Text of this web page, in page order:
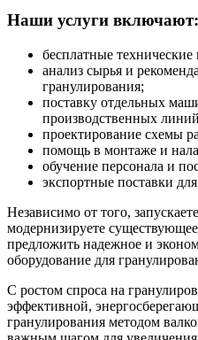
Наши услуги включают:
бесплатные технические
анализ сырья и
гранулирования;
поставку отдельных
производственных
проектирование схемы
помощь в монтаже и
обучение персонала и
экспортные поставки
Независимо от того,
модернизируете
предложить надежное и
оборудование для
С ростом спроса на
эффективной,
гранулирования методом